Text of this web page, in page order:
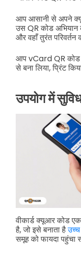
आप आसानी से अपने
उस QR कोड अभियान
और वहाँ तुरंत परिवर्तन
आप vCard QR
से बना लिया, प्रिंट
उपयोग में
वीकार्ड क्यूआर कोड
है, जो इसे बनाता है
समूह को फायदा पहुंचा